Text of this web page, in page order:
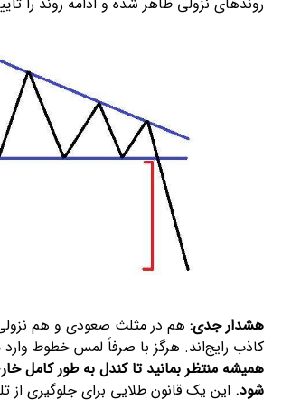
هشدار جدی: هم در مثلث صعودی و هم
کاذب رایج‌اند. هرگز با صرفاً لمس خطوط وارد
همیشه منتظر بمانید تا کندل به طور کامل
شود. این یک قانون طلایی برای جلوگیری از